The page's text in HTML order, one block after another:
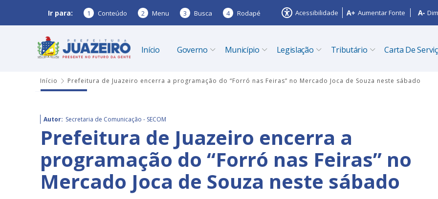
Ir para: 1 Conteúdo 2 Menu 3 Busca 4 Rodapé Acessibilidade Aumentar Fonte
Início Governo Município Legislação Tributário Carta De
Início Prefeitura de Juazeiro encerra a programação do “Forró nas Feiras” no Mercado Joca de Souza neste sábado
Autor: Secretaria de Comunicação - SECOM
Prefeitura de Juazeiro encerra a
programação do “Forró nas Feiras” no
Mercado Joca de Souza neste sábado